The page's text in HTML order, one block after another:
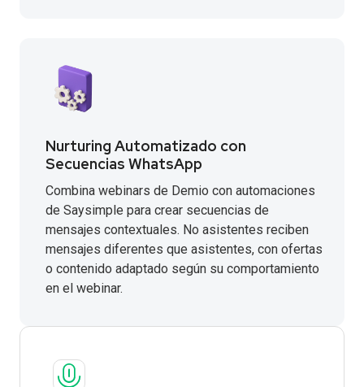
Nurturing Automatizado con
Secuencias WhatsApp
Combina webinars de Demio con automaciones
de Saysimple para crear secuencias de
mensajes contextuales. No asistentes reciben
mensajes diferentes que asistentes, con ofertas
o contenido adaptado según su comportamiento
en el webinar.